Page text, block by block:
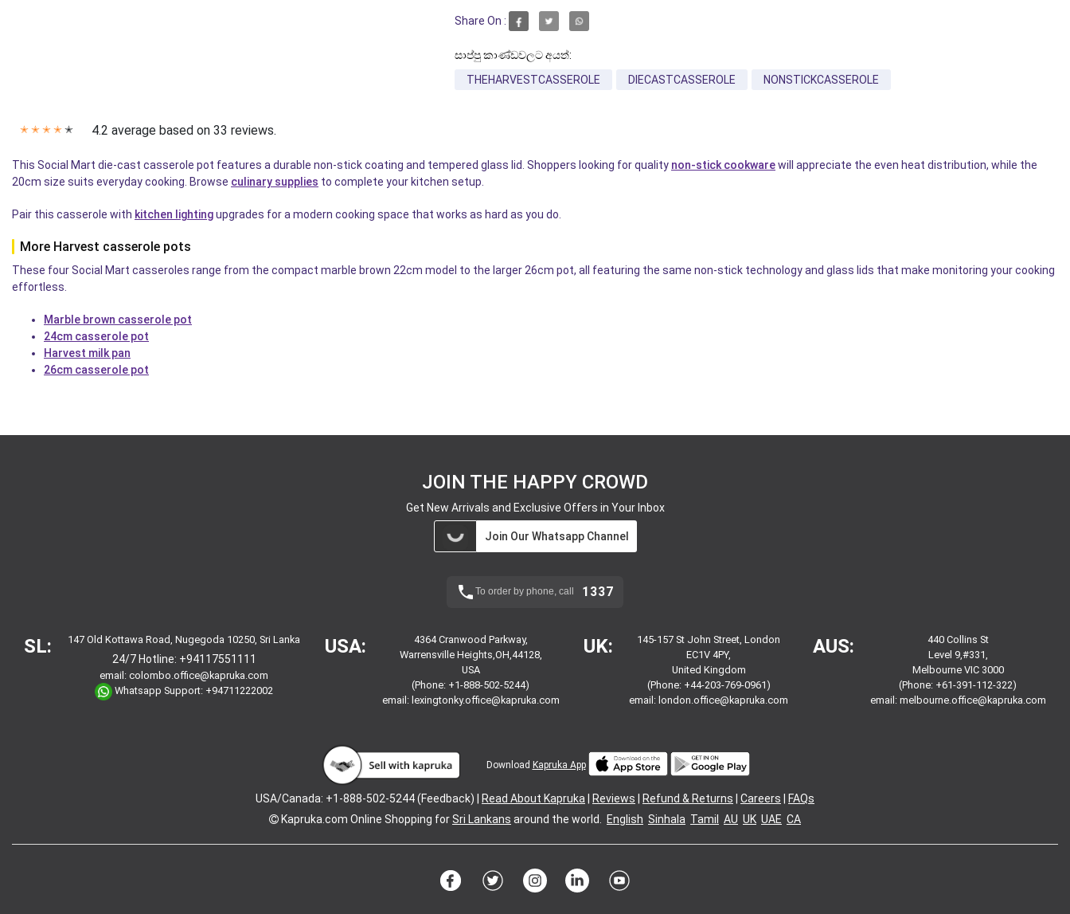
Share On :
සාප්පු කාණ්ඩවලට අයත්:
THEHARVESTCASSEROLE
DIECASTCASSEROLE NONSTICKCASSEROLE
✭ ✭ ✭ ✭ ✭ 4.2 average based on 33 reviews.
This Social Mart die-cast casserole pot features a durable non-stick coating and tempered glass lid. Shoppers looking for quality non-stick cookwarewill appreciate the even heat distribution, while the
20cm size suits everyday cooking. Browse culinary supplies to complete your kitchen setup.
Pair this casserole with kitchen lightingupgrades for a modern cooking space that works as hard as you do.
More Harvest casserole pots
These four Social Mart casseroles range from the compact marble brown 22cm model to the larger 26cm pot, all featuring the same non-stick technology and glass lids that make monitoring your cooking
effortless.
Marble brown casserole pot
24cm casserole pot
Harvest milk pan
26cm casserole pot
JOIN THE HAPPY CROWD
Get New Arrivals and Exclusive Offers in Your Inbox
Join Our Whatsapp Channel
To order by phone, call 1337
SL: 147 Old Kottawa Road, Nugegoda 10250, Sri Lanka
24/7 Hotline: +94117551111
email:colombo.office@kapruka.com
Whatsapp Support: +94711222002
USA:
4364 Cranwood Parkway,
Warrensville Heights,OH,44128,
USA
(Phone: +1-888-502-5244)
email: lexingtonky.office@kapruka.com
UK:
145-157 St John Street, London
EC1V 4PY,
United Kingdom
(Phone: +44-203-769-0961)
email: london.office@kapruka.com
AUS:
440 Collins St
Level 9,#331,
Melbourne VIC 3000
(Phone: +61-391-112-322)
email: melbourne.office@kapruka.com
Download Kapruka App
USA/Canada: +1-888-502-5244 (Feedback) | Read About Kapruka Reviews Refund & Returns Careers
FAQs
Kapruka.com Online Shopping forSri Lankans around the world. English Sinhala Tamil AU UK UAE CA